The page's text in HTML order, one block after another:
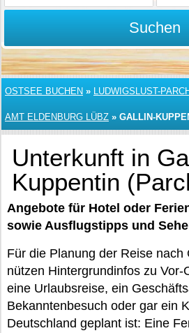
Suchen
OSTSEE BUCHEN » LUDWIGSLUST-
AMT ELDENBURG LÜBZ » GALLIN-
Unterkunft in
Kuppentin
Angebote für Hotel oder
sowie Ausflugstipps und
Für die Planung der Reise nach
nützen Hintergrundinfos zu Vor-
eine Urlaubsreise, ein
Bekanntenbesuch oder gar ein
Deutschland geplant ist: Eine